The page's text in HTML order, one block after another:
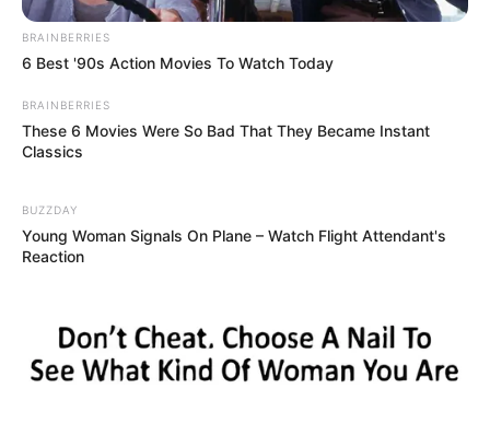
BRAINBERRIES
6 Best '90s Action Movies To Watch Today
BRAINBERRIES
These 6 Movies Were So Bad That They Became Instant
Classics
BUZZDAY
Young Woman Signals On Plane – Watch Flight Attendant's
Reaction